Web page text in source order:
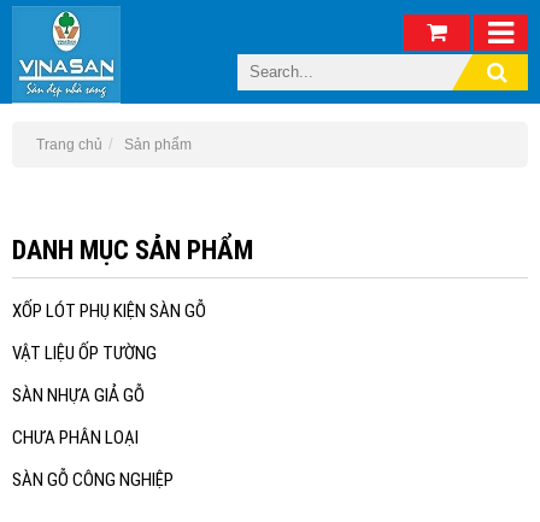
Trang chủ Sản phẩm
DANH MỤC SẢN PHẨM
XỐP LÓT PHỤ KIỆN SÀN GỖ
VẬT LIỆU ỐP TƯỜNG
SÀN NHỰA GIẢ GỖ
CHƯA PHÂN LOẠI
SÀN GỖ CÔNG NGHIỆP